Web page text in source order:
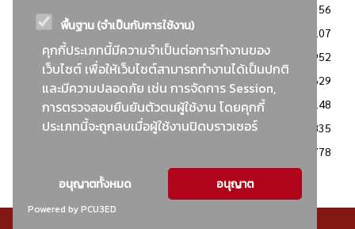
พื้นฐาน (จำเป็นกับการใช้งาน)
คุกกี้ประเภทนี้มีความจำเป็นต่อการทำงานของ
เว็บไซต์ เพื่อให้เว็บไซต์สามารถทำงานได้เป็นปกติ
และมีความปลอดภัย เช่น การจัดการ Session,
การตรวจสอบยืนยันตัวตนผู้ใช้งาน โดยคุกกี้
ประเภทนี้จะถูกลบเมื่อผู้ใช้งานปิดบราวเซอร์
อนุญาตทั้งหมด อนุญาต
Powered by PCU3ED
2356
: วิธีเฉพาะเจาะจง
2107
ข่าวสาร/ประกาศ
1952
: เอกสารส่งเสริมความโปร่งใสในการจัดซื้อจัดจ้าง
1629
ข่าวสารจัดซื้อจัดจ้าง
1148
: แผนการจัดซื้อจัดจ้าง
835
778